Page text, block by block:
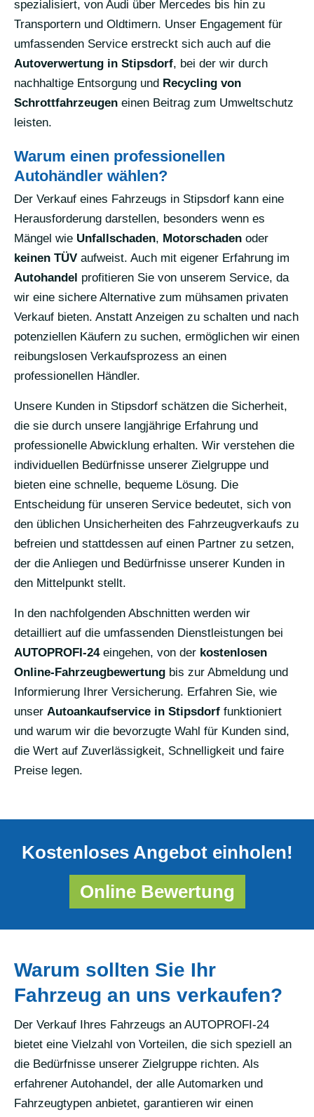
spezialisiert, von Audi über Mercedes bis hin zu
Transportern und Oldtimern. Unser Engagement für
umfassenden Service erstreckt sich auch auf die
Autoverwertung in Stipsdorf, bei der wir durch
nachhaltige Entsorgung und Recycling von
Schrottfahrzeugen einen Beitrag zum Umweltschutz
leisten.
Warum einen professionellen
Autohändler wählen?
Der Verkauf eines Fahrzeugs in Stipsdorf kann eine
Herausforderung darstellen, besonders wenn es
Mängel wie Unfallschaden, Motorschaden oder
keinen TÜV aufweist. Auch mit eigener Erfahrung im
Autohandel profitieren Sie von unserem Service, da
wir eine sichere Alternative zum mühsamen privaten
Verkauf bieten. Anstatt Anzeigen zu schalten und nach
potenziellen Käufern zu suchen, ermöglichen wir einen
reibungslosen Verkaufsprozess an einen
professionellen Händler.
Unsere Kunden in Stipsdorf schätzen die Sicherheit,
die sie durch unsere langjährige Erfahrung und
professionelle Abwicklung erhalten. Wir verstehen die
individuellen Bedürfnisse unserer Zielgruppe und
bieten eine schnelle, bequeme Lösung. Die
Entscheidung für unseren Service bedeutet, sich von
den üblichen Unsicherheiten des Fahrzeugverkaufs zu
befreien und stattdessen auf einen Partner zu setzen,
der die Anliegen und Bedürfnisse unserer Kunden in
den Mittelpunkt stellt.
In den nachfolgenden Abschnitten werden wir
detailliert auf die umfassenden Dienstleistungen bei
AUTOPROFI-24eingehen, von der kostenlosen
Online-Fahrzeugbewertung bis zur Abmeldung und
Informierung Ihrer Versicherung. Erfahren Sie, wie
unser Autoankaufservice in Stipsdorf funktioniert
und warum wir die bevorzugte Wahl für Kunden sind,
die Wert auf Zuverlässigkeit, Schnelligkeit und faire
Preise legen.
Kostenloses Angebot einholen!
Online Bewertung
Warum sollten Sie Ihr
Fahrzeug an uns verkaufen?
Der Verkauf Ihres Fahrzeugs an AUTOPROFI-24
bietet eine Vielzahl von Vorteilen, die sich speziell an
die Bedürfnisse unserer Zielgruppe richten. Als
erfahrener Autohandel, der alle Automarken und
Fahrzeugtypen anbietet, garantieren wir einen